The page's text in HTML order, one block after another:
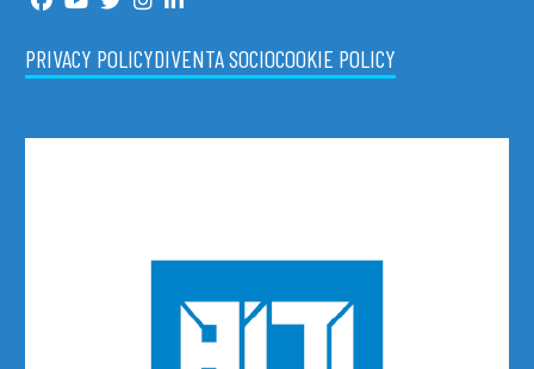
PRIVACY POLICYDIVENTA SOCIOCOOKIE POLICY